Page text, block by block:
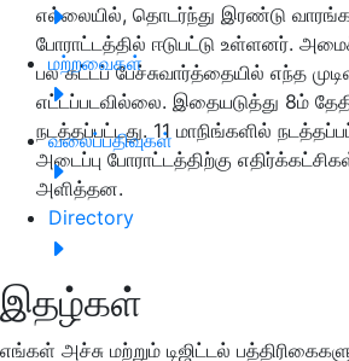
மற்றவைகள்
வலைப்பதிவுகள்
Directory
இதழ்கள்
எங்கள் அச்சு மற்றும் டிஜிட்டல்
எல்லையில், தொடர்ந்து இரண்டு
போராட்டத்தில் ஈடுபட்டு உள்ளனர்.
பல கட்டப் பேச்சுவார்த்தையில் எந்த
எட்டப்படவில்லை. இதையடுத்து 8ம்
நடத்தப்பட்டது. 11 மாநிங்களில்
அடைப்பு போராட்டத்திற்கு
அளித்தன.